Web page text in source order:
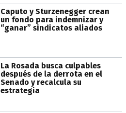
Caputo y Sturzenegger crean
un fondo para indemnizar y
“ganar” sindicatos aliados
La Rosada busca culpables
después de la derrota en el
Senado y recalcula su
estrategia